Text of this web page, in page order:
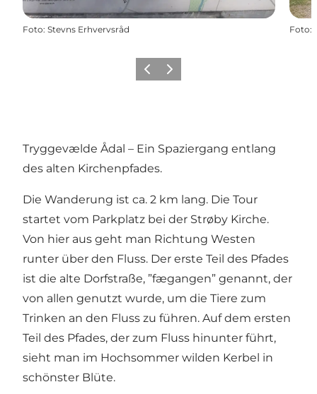
Foto: Stevns Erhvervsråd Foto:
ZurückWeiter
Tryggevælde Ådal – Ein Spaziergang entlang
des alten Kirchenpfades.
Die Wanderung ist ca. 2 km lang. Die Tour
startet vom Parkplatz bei der Strøby Kirche.
Von hier aus geht man Richtung Westen
runter über den Fluss. Der erste Teil des Pfades
ist die alte Dorfstraße, ”fægangen” genannt, der
von allen genutzt wurde, um die Tiere zum
Trinken an den Fluss zu führen. Auf dem ersten
Teil des Pfades, der zum Fluss hinunter führt,
sieht man im Hochsommer wilden Kerbel in
schönster Blüte.